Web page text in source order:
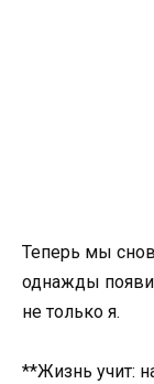
Теперь мы
однажды
не только я.
**Жизнь учит: